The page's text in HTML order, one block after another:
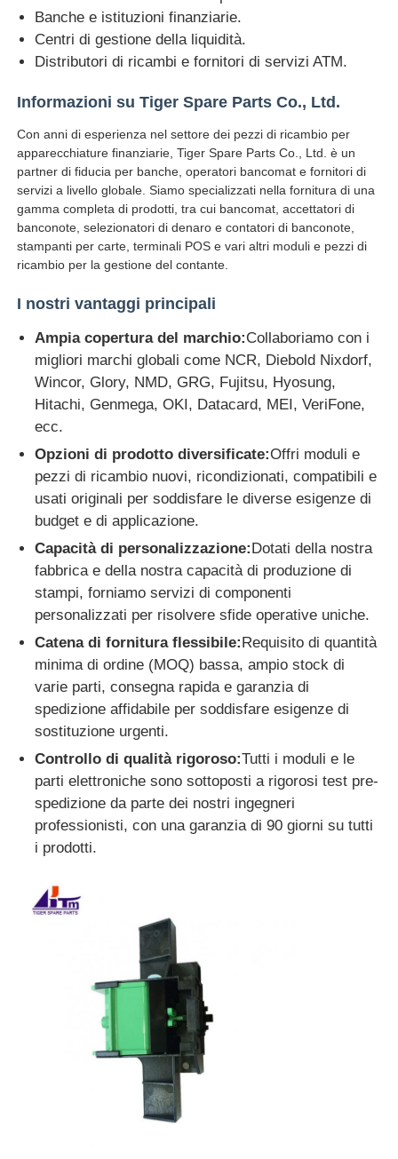
Diebold Parti ATM
Ricambi bancomat NCR
Parti del bancomat Wincor
Parti di bancomat Hyosung
Ricambi bancomat Fujitsu
Componenti per bancomat Hitachi
Parti di BANCOMAT di GRG
Parti per bancomat OKI
Genmega ATM Parts
Accettatore di banconote
Sortitore di banconote
contatore della fattura
Stampante della carta
macchina POS
Ricambi ATM
Riciclatore di monete
Banche e istituzioni finanziarie.
Centri di gestione della liquidità.
Distributori di ricambi e fornitori di servizi ATM.
Informazioni su Tiger Spare Parts Co., Ltd.
Con anni di esperienza nel settore dei pezzi di ricambio per
apparecchiature finanziarie, Tiger Spare Parts Co., Ltd. è un
partner di fiducia per banche, operatori bancomat e fornitori di
servizi a livello globale. Siamo specializzati nella fornitura di una
gamma completa di prodotti, tra cui bancomat, accettatori di
banconote, selezionatori di denaro e contatori di banconote,
stampanti per carte, terminali POS e vari altri moduli e pezzi di
ricambio per la gestione del contante.
I nostri vantaggi principali
Ampia copertura del marchio:Collaboriamo con i
migliori marchi globali come NCR, Diebold Nixdorf,
Wincor, Glory, NMD, GRG, Fujitsu, Hyosung,
Hitachi, Genmega, OKI, Datacard, MEI, VeriFone,
ecc.
Opzioni di prodotto diversificate:Offri moduli e
pezzi di ricambio nuovi, ricondizionati, compatibili e
usati originali per soddisfare le diverse esigenze di
budget e di applicazione.
Capacità di personalizzazione: Dotati della nostra
fabbrica e della nostra capacità di produzione di
stampi, forniamo servizi di componenti
personalizzati per risolvere sfide operative uniche.
Catena di fornitura flessibile: Requisito di quantità
minima di ordine (MOQ) bassa, ampio stock di
varie parti, consegna rapida e garanzia di
spedizione affidabile per soddisfare esigenze di
sostituzione urgenti.
Controllo di qualità rigoroso:Tutti i moduli e le
parti elettroniche sono sottoposti a rigorosi test pre-
spedizione da parte dei nostri ingegneri
professionisti, con una garanzia di 90 giorni su tutti
i prodotti.